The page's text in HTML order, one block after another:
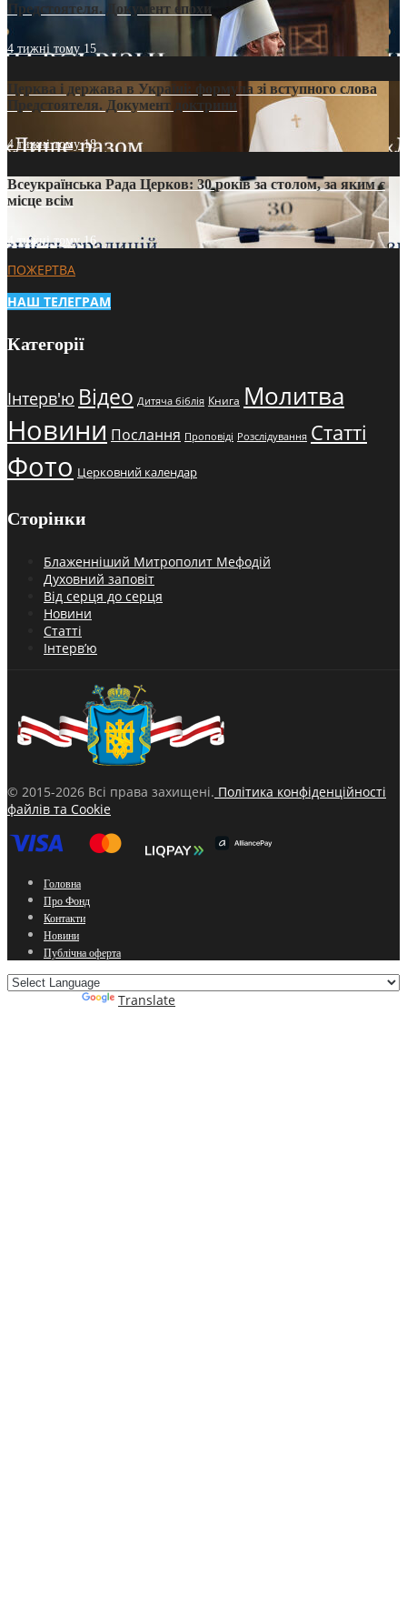
Предстоятеля. Документ епохи
4 тижні тому 15
Церква і держава в Україні: формула зі вступного слова
Предстоятеля. Документ доктрини
4 тижні тому18
Всеукраїнська Рада Церков: 30 років за столом, за яким є
місце всім
4 тижні тому16
ПОЖЕРТВА
НАШ ТЕЛЕГРАМ
Категорії
Інтерв'ю Відео Дитяча біблія Книга Молитва
Новини Послання Проповіді Розслідування Статті
Фото Церковний календар
Сторінки
Блаженніший Митрополит Мефодій
Духовний заповіт
Від серця до серця
Новини
Статті
Інтерв’ю
© 2015-2026 Всі права захищені. Політика конфіденційності
файлів та Cookie
Головна
Про Фонд
Контакти
Новини
Публічна оферта
Translate